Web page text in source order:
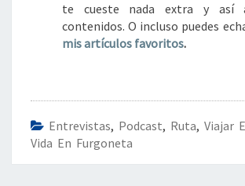
te cueste nada extra y así
contenidos. O incluso puedes
mis artículos favoritos.
Entrevistas, Podcast, Ruta, Viajar
Vida En Furgoneta